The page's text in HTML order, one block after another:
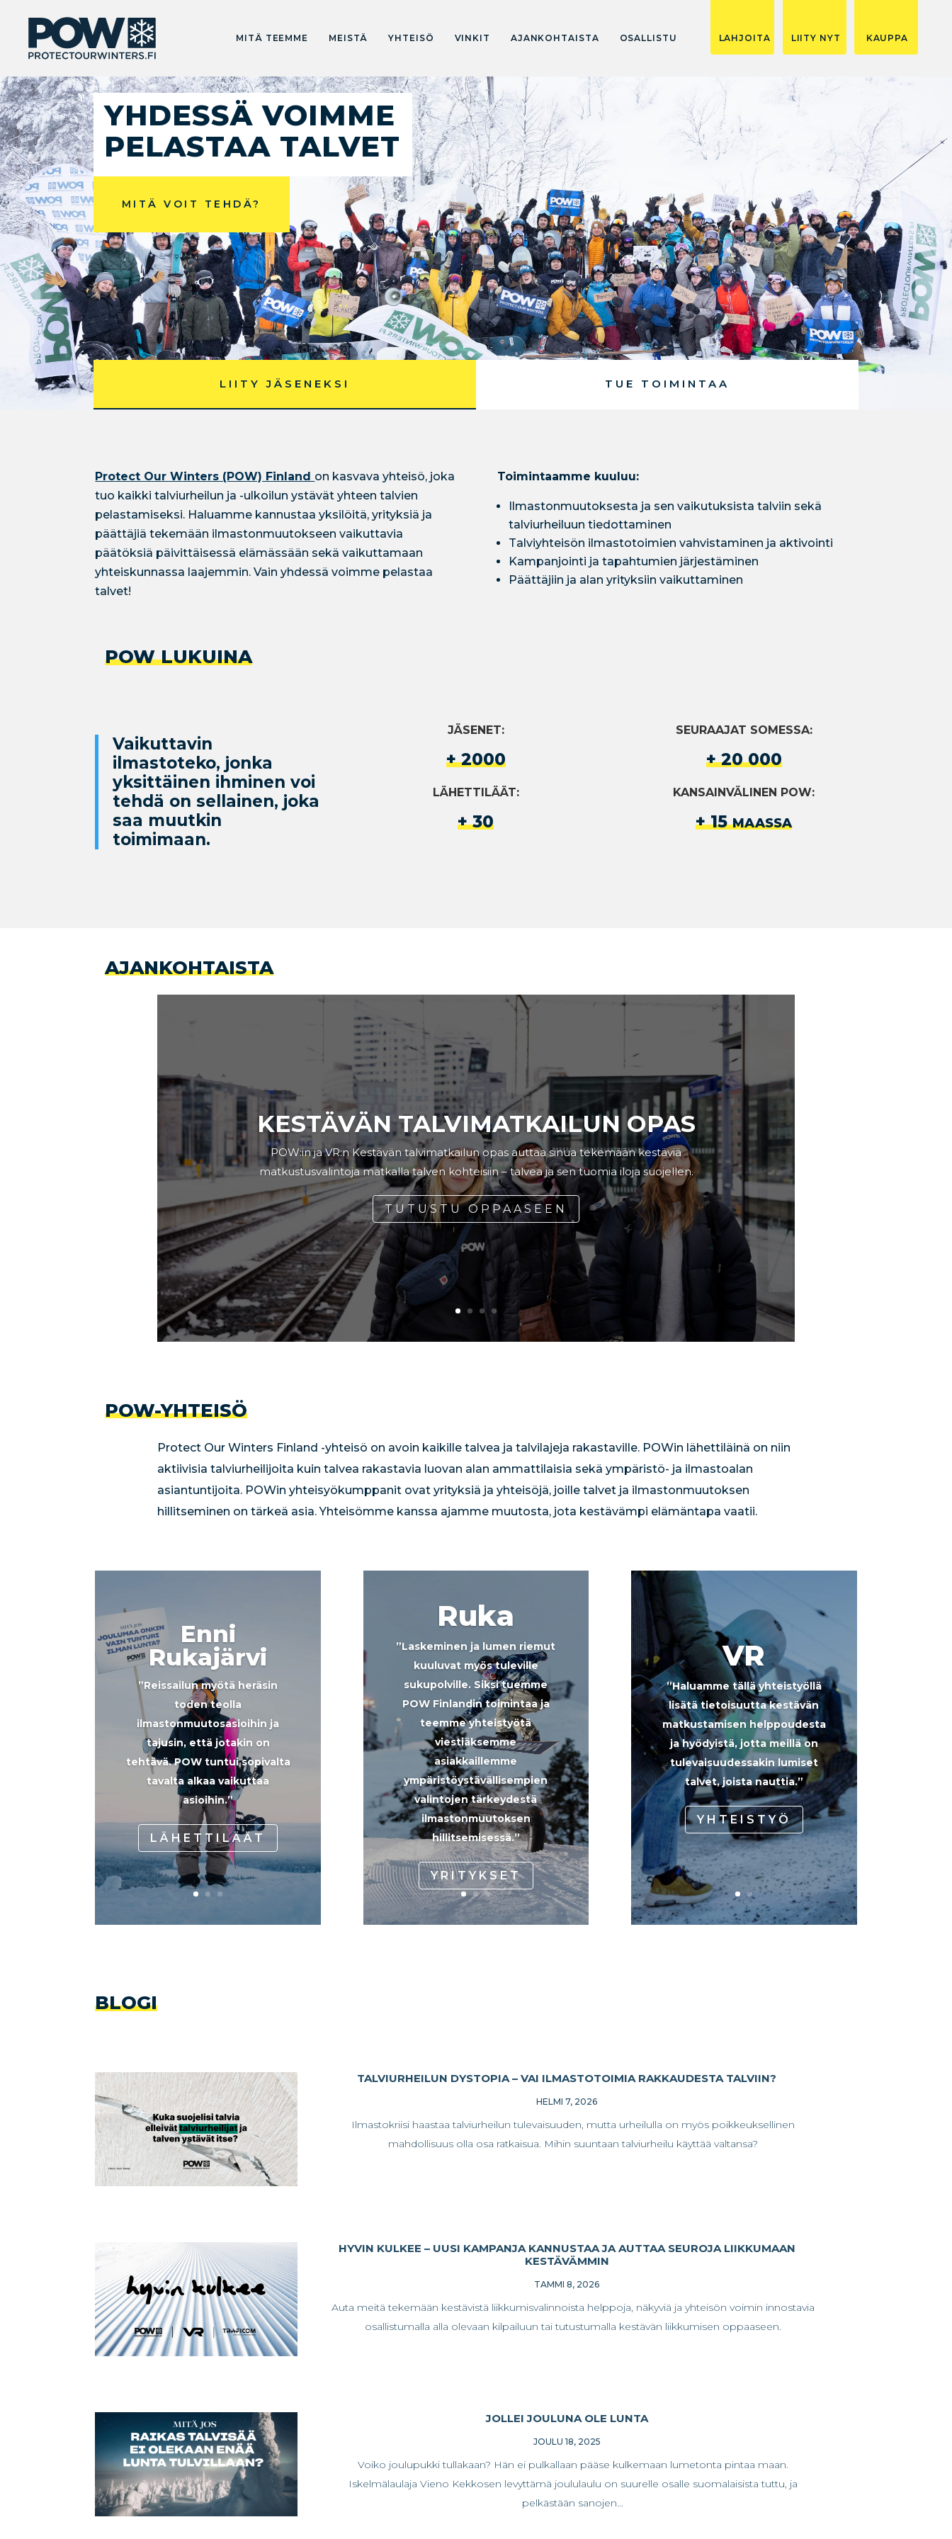
MITÄ TEEMME MEISTÄ YHTEISÖ VINKIT AJANKOHTAISTA OSALLISTU LAHJOITA LIITY NYT KAUPPA
YHDESSÄ VOIMME
PELASTAA TALVET
MITÄ VOIT TEHDÄ?
LIITY JÄSENEKSI TUE TOIMINTAA
Protect Our Winters (POW) Finland on kasvava yhteisö, joka
tuo kaikki talviurheilun ja -ulkoilun ystävät yhteen talvien
pelastamiseksi. Haluamme kannustaa yksilöitä, yrityksiä ja
päättäjiä tekemään ilmastonmuutokseen vaikuttavia
päätöksiä päivittäisessä elämässään sekä vaikuttamaan
yhteiskunnassa laajemmin. Vain yhdessä voimme pelastaa
talvet!
Toimintaamme kuuluu:
Ilmastonmuutoksesta ja sen vaikutuksista talviin sekä
talviurheiluun tiedottaminen
Talviyhteisön ilmastotoimien vahvistaminen ja aktivointi
Kampanjointi ja tapahtumien järjestäminen
Päättäjiin ja alan yrityksiin vaikuttaminen
POW LUKUINA
Vaikuttavin
ilmastoteko, jonka
yksittäinen ihminen voi
tehdä on sellainen, joka
saa muutkin
toimimaan.
JÄSENET:
+ 2000
LÄHETTILÄÄT:
+ 30
SEURAAJAT SOMESSA:
+ 20 000
KANSAINVÄLINEN POW:
+ 15MAASSA
AJANKOHTAISTA
KESTÄVÄN TALVIMATKAILUN OPAS
POW:in ja VR:n Kestävän talvimatkailun opas auttaa sinua tekemään kestäviä
matkustusvalintoja matkalla talven kohteisiin –talvea ja sen tuomia iloja suojellen.
TUTUSTU OPPAASEEN
POW-YHTEISÖ
Protect Our Winters Finland -yhteisö on avoin kaikille talvea ja talvilajeja rakastaville. POWin lähettiläinä on niin
aktiivisia talviurheilijoita kuin talvea rakastavia luovan alan ammattilaisia sekä ympäristö- ja ilmastoalan
asiantuntijoita. POWin yhteisyökumppanit ovat yrityksiä ja yhteisöjä, joille talvet ja ilmastonmuutoksen
hillitseminen on tärkeä asia. Yhteisömme kanssa ajamme muutosta, jota kestävämpi elämäntapa vaatii.
Enni
Rukajärvi
”Reissailun myötä heräsin
toden teolla
ilmastonmuutosasioihin ja
tajusin, että jotakin on
tehtävä. POW tuntui sopivalta
tavalta alkaa vaikuttaa
asioihin.”
LÄHETTILÄÄT
Ruka
”Laskeminen ja lumen riemut
kuuluvat myös tuleville
sukupolville. Siksi tuemme
POW Finlandin toimintaa ja
teemme yhteistyötä
viestiäksemme
asiakkaillemme
ympäristöystävällisempien
valintojen tärkeydestä
ilmastonmuutoksen
hillitsemisessä.”
YRITYKSET
VR
”Haluamme tällä yhteistyöllä
lisätä tietoisuutta kestävän
matkustamisen helppoudesta
ja hyödyistä, jotta meillä on
tulevaisuudessakin lumiset
talvet, joista nauttia.”
YHTEISTYÖ
BLOGI
TALVIURHEILUN DYSTOPIA – VAI ILMASTOTOIMIA RAKKAUDESTA TALVIIN?
HELMI 7, 2026
Ilmastokriisi haastaa talviurheilun tulevaisuuden, mutta urheilulla on myös poikkeuksellinen
mahdollisuus olla osa ratkaisua. Mihin suuntaan talviurheilu käyttää valtansa?
HYVIN KULKEE – UUSI KAMPANJA KANNUSTAA JA AUTTAA SEUROJA LIIKKUMAAN
KESTÄVÄMMIN
TAMMI 8, 2026
Auta meitä tekemään kestävistä liikkumisvalinnoista helppoja, näkyviä ja yhteisön voimin innostavia
osallistumalla alla olevaan kilpailuun tai tutustumalla kestävän liikkumisen oppaaseen.
JOLLEI JOULUNA OLE LUNTA
JOULU 18, 2025
Voiko joulupukki tullakaan? Hän ei pulkallaan pääse kulkemaan lumetonta pintaa maan.
Iskelmälaulaja Vieno Kekkosen levyttämä joululaulu on suurelle osalle suomalaisista tuttu, ja
pelkästään sanojen...